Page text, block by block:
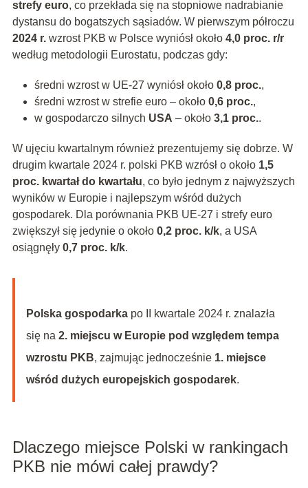
strefy euro, co przekłada się na stopniowe nadrabianie
dystansu do bogatszych sąsiadów. W pierwszym półroczu
2024 r.wzrost PKB w Polsce wyniósł około 4,0 proc. r/r
według metodologii Eurostatu, podczas gdy:
średni wzrost w UE-27 wyniósł około 0,8 proc.,
średni wzrost w strefie euro – około 0,6 proc.,
w gospodarczo silnych USA – około 3,1 proc..
W ujęciu kwartalnym również prezentujemy się dobrze. W
drugim kwartale 2024 r. polski PKB wzrósł o około 1,5
proc. kwartał do kwartału, co było jednym z najwyższych
wyników w Europie i najlepszym wśród dużych
gospodarek. Dla porównania PKB UE-27 i strefy euro
zwiększył się jedynie o około 0,2 proc. k/k, a USA
osiągnęły 0,7 proc. k/k.
Polska gospodarkapo II kwartale 2024 r. znalazła
się na 2. miejscu w Europie pod względem tempa
wzrostu PKB, zajmując jednocześnie 1. miejsce
wśród dużych europejskich gospodarek.
Dlaczego miejsce Polski w rankingach
PKB nie mówi całej prawdy?